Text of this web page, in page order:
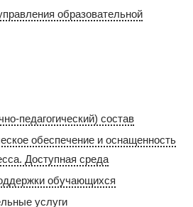
образовательной
педагогический) состав
обеспечение и оснащенность
Доступная среда
обучающихся
услуги